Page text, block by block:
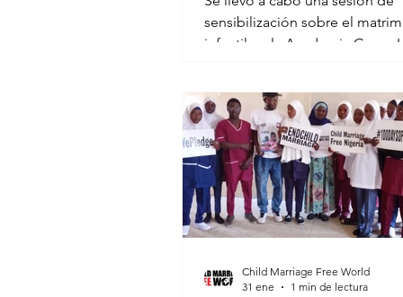
sensibilización sobre el
infantil en la Academia Green
Bauchi. El evento fue
director de la academia,
Bukhari, quien conversó
con los estudiantes para
los perjuicios del matrimonio
importancia de proteger sus
través de la educación. Treinta
Child Marriage Free World
31 ene
1 min de lectura